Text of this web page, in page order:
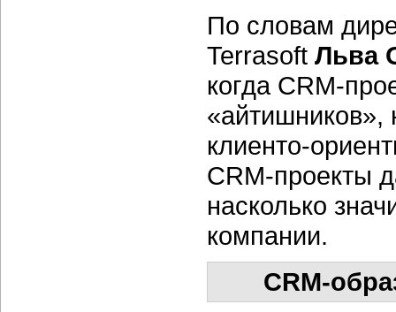
По словам
Terrasoft Льва
когда CRM-
«айтишников»,
клиенто-
CRM-проекты
насколько
компании.
CRM-